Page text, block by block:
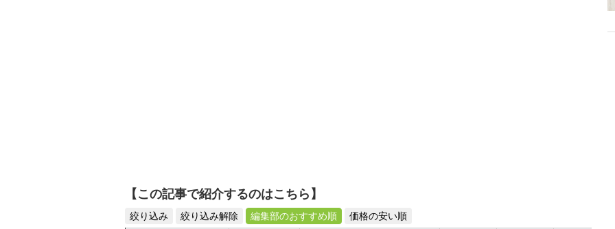
【この記事で紹介するのはこちら】
絞り込み 絞り込み解除 編集部のおすすめ順 価格の安い順